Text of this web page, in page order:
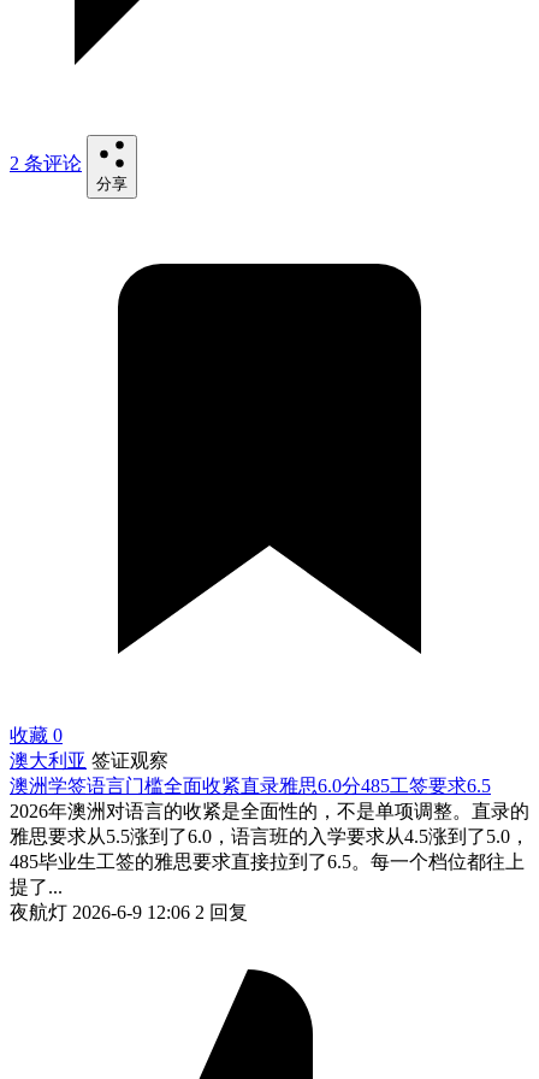
2 条评论
分享
收藏 0
澳大利亚 签证观察
澳洲学签语言门槛全面收紧直录雅思6.0分485工签要求6.5
2026年澳洲对语言的收紧是全面性的，不是单项调整。直录的
雅思要求从5.5涨到了6.0，语言班的入学要求从4.5涨到了5.0，
485毕业生工签的雅思要求直接拉到了6.5。每一个档位都往上
提了...
夜航灯 2026-6-9 12:06 2 回复